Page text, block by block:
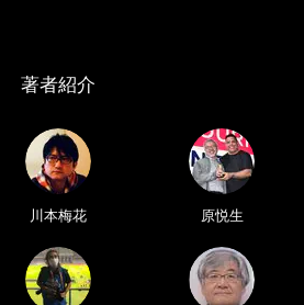
著者紹介
川本梅花 原悦生